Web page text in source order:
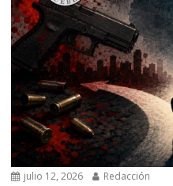
julio 12, 2026 Redacción